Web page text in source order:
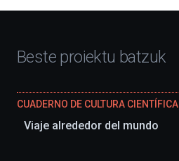
Beste proiektu batzuk
CUADERNO DE CULTURA CIENTÍFICA
Viaje alrededor del mundo